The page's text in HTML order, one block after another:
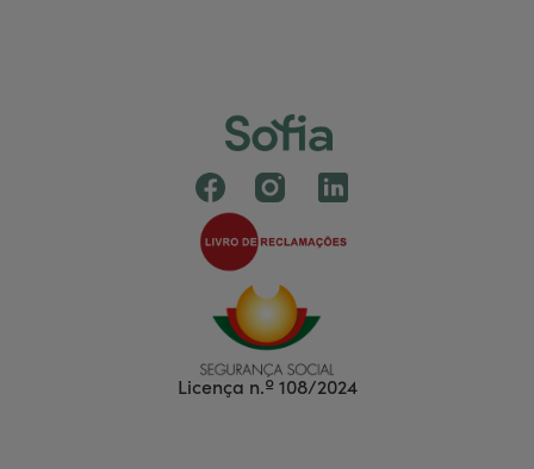
Licença n.º 108/2024